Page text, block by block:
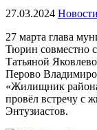
27.03.2024 Новости
27 марта глава
Тюрин совместно
Татьяной
Перово
«Жилищник
провёл встречу с
Энтузиастов.